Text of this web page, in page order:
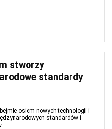
stworzy
standardy
osiem nowych technologii i
standardów i
...